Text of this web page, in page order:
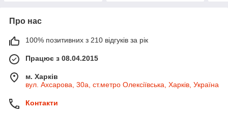
Про нас
100% позитивних з 210 відгуків за рік
Працює з 08.04.2015
м. Харків
вул. Ахсарова, 30а, ст.метро Олексіївська, Харків, Україна
Контакти